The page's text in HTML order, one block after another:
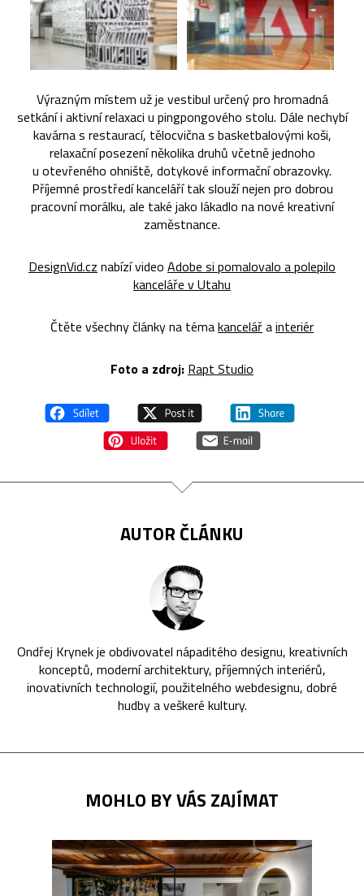
Výrazným místem už je vestibul určený pro hromadná
setkání i aktivní relaxaci u pingpongového stolu. Dále nechybí
kavárna s restaurací, tělocvična s basketbalovými koši,
relaxační posezení několika druhů včetně jednoho
u otevřeného ohniště, dotykové informační obrazovky.
Příjemné prostředí kanceláří tak slouží nejen pro dobrou
pracovní morálku, ale také jako lákadlo na nové kreativní
zaměstnance.
DesignVid.cz nabízí video Adobe si pomalovalo a polepilo
kanceláře v Utahu
Čtěte všechny články na témakancelářainteriér
Foto a zdroj: Rapt Studio
AUTOR ČLÁNKU
Ondřej Krynek je obdivovatel nápaditého designu, kreativních
konceptů, moderní architektury, příjemných interiérů,
inovativních technologií, použitelného webdesignu, dobré
hudby a veškeré kultury.
MOHLO BY VÁS ZAJÍMAT